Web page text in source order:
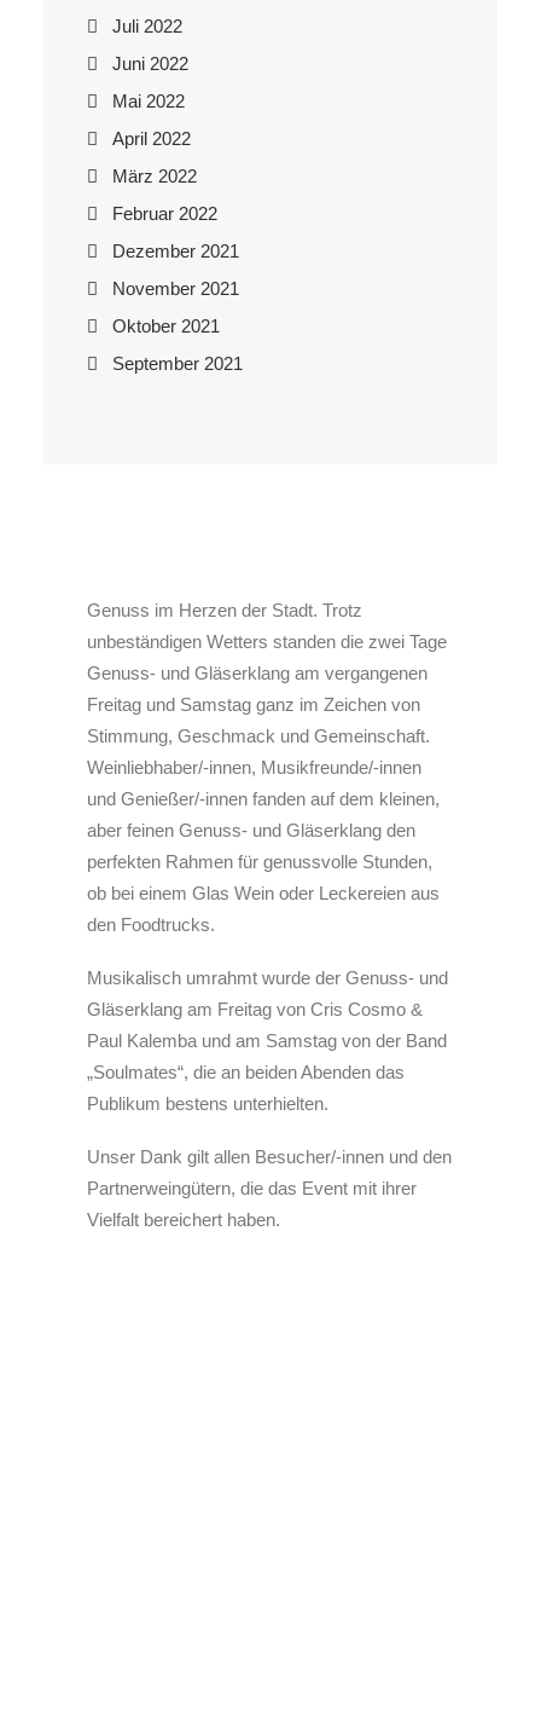
Juli 2022
Juni 2022
Mai 2022
April 2022
März 2022
Februar 2022
Dezember 2021
November 2021
Oktober 2021
September 2021
Genuss im Herzen der Stadt. Trotz
unbeständigen Wetters standen die zwei Tage
Genuss- und Gläserklang am vergangenen
Freitag und Samstag ganz im Zeichen von
Stimmung, Geschmack und Gemeinschaft.
Weinliebhaber/-innen, Musikfreunde/-innen
und Genießer/-innen fanden auf dem kleinen,
aber feinen Genuss- und Gläserklang den
perfekten Rahmen für genussvolle Stunden,
ob bei einem Glas Wein oder Leckereien aus
den Foodtrucks.
Musikalisch umrahmt wurde der Genuss- und
Gläserklang am Freitag von Cris Cosmo &
Paul Kalemba und am Samstag von der Band
„Soulmates“, die an beiden Abenden das
Publikum bestens unterhielten.
Unser Dank gilt allen Besucher/-innen und den
Partnerweingütern, die das Event mit ihrer
Vielfalt bereichert haben.